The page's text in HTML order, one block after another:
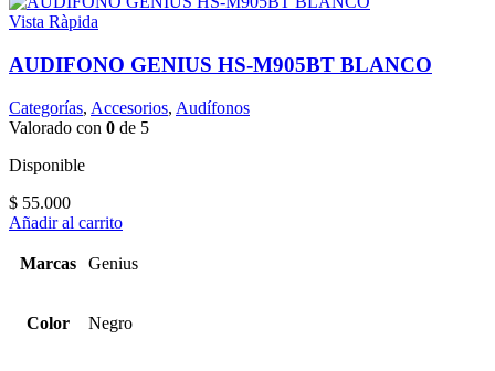
Vista Ràpida
AUDIFONO GENIUS HS-M905BT BLANCO
Categorías, Accesorios, Audífonos
Valorado con 0 de 5
Disponible
$ 55.000
Añadir al carrito
Marcas Genius
Color Negro